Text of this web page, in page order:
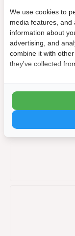
We use cookies to
media features, and
information about
advertising, and
combine it with
they've collected